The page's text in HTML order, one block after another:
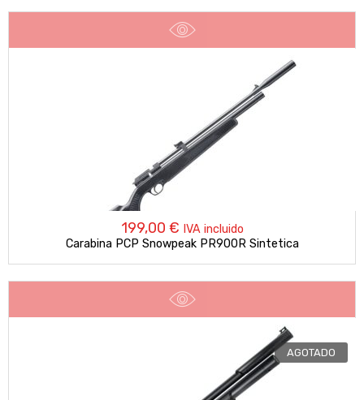
199,00 € IVA incluido
Carabina PCP Snowpeak PR900R Sintetica
AGOTADO